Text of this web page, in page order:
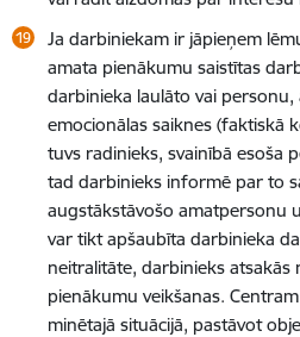
Ja darbiniekam ir jāpieņem
amata pienākumu saistītas
darbinieka laulāto vai
emocionālas saiknes (faktiskā
tuvs radinieks, svainībā esoša
tad darbinieks informē par to
augstākstāvošo amatpersonu
var tikt apšaubīta darbinieka
neitralitāte, darbinieks
pienākumu veikšanas.
minētajā situācijā, pastāvot